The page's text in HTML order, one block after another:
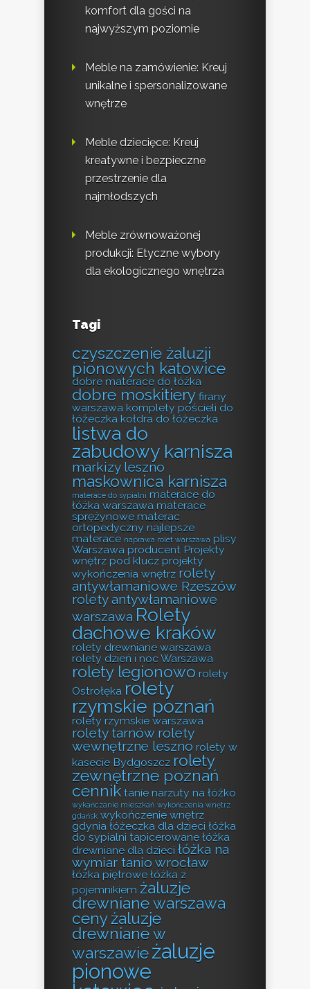
komfort dla gości na
najwyższym poziomie
Meble na zamówienie: Kreuj
unikalne i spersonalizowane
wnętrze
Meble dziecięce: Kreuj
kreatywne i bezpieczne
przestrzenie dla
najmłodszych
Meble zrównoważonej
produkcji: Etyczne wybory
dla ekologicznego wnętrza
Tagi
czyszczenie żaluzji
pionowych katowice
dobre materace do łóżka
dobre moskitiery firany
warszawa komplety pościeli do
łóżeczka kołdra do łóżeczka
listwa do
zabudowy karnisza
markizy leszno
maskownica karnisza
materace do sypialni materace do
łóżka warszawa materace
sprężynowe materac
ortopedyczny najlepsze
materace naprawa rolet warszawa plisy
Warszawa producent Projekty
wnętrz pod klucz projekty
wykończenia wnętrz rolety
antywłamaniowe Rzeszów
rolety antywłamaniowe
warszawa Rolety
dachowe kraków
rolety drewniane warszawa
rolety dzień i noc Warszawa
rolety legionowo rolety
Ostrołęka rolety
rzymskie poznań
rolety rzymskie warszawa
rolety tarnów rolety
wewnętrzne leszno rolety w
kasecie Bydgoszcz rolety
zewnętrzne poznań
cennik tanie narzuty na łóżko
wykańczanie mieszkań wykończenia wnętrz
gdańsk wykończenie wnętrz
gdynia łóżeczka dla dzieci łóżka
do sypialni tapicerowane łóżka
drewniane dla dzieci łóżka na
wymiar tanio wrocław
łóżka piętrowe łóżka z
pojemnikiem żaluzje
drewniane warszawa
cenyżaluzje
drewniane w
warszawieżaluzje
pionowe